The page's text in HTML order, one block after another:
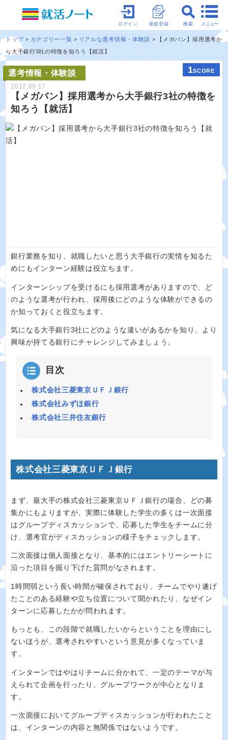
メニュー
検索
新規登録
ログイン
トップ カテゴリー一覧 リアルな選考情報・体験談
【メガバン】採用選考か
ら大手銀行3社の特徴を知ろう【就活】
選考情報・体験談 1SCORE
2017.09.17
【メガバン】採用選考から大手銀行3社の特徴を
知ろう【就活】
銀行業務を知り、就職したいと思う大手銀行の実情を知るた
めにもインターン経験は役立ちます。
インターンシップを受けるにも採用選考がありますので、ど
のような選考が行われ、採用後にどのような体験ができるの
か知っておくと役立ちます。
気になる大手銀行3社にどのような違いがあるかを知り、より
興味が持てる銀行にチャレンジしてみましょう。
目次
株式会社三菱東京ＵＦＪ銀行
株式会社みずほ銀行
株式会社三井住友銀行
株式会社三菱東京ＵＦＪ銀行
まず、最大手の株式会社三菱東京ＵＦＪ銀行の場合、どの募
集かにもよりますが、実際に体験した学生の多くは一次面接
はグループディスカッションで、応募した学生をチームに分
け、選考官がディスカッションの様子をチェックします。
二次面接は個人面接となり、基本的にはエントリーシートに
沿った項目を掘り下げた質問がなされます。
1時間弱という長い時間が確保されており、チームでやり遂げ
たことのある経験や立ち位置について聞かれたり、なぜイン
ターンに応募したかが問われます。
もっとも、この段階で就職したいからということを理由にし
ないほうが、選考されやすいという意見が多くなっていま
す。
インターンではやはりチームに分かれて、一定のテーマが与
えられて企画を行ったり、グループワークが中心となりま
す。
一次面接においてグループディスカッションが行われたこと
は、インターンの内容と無関係ではないようです。